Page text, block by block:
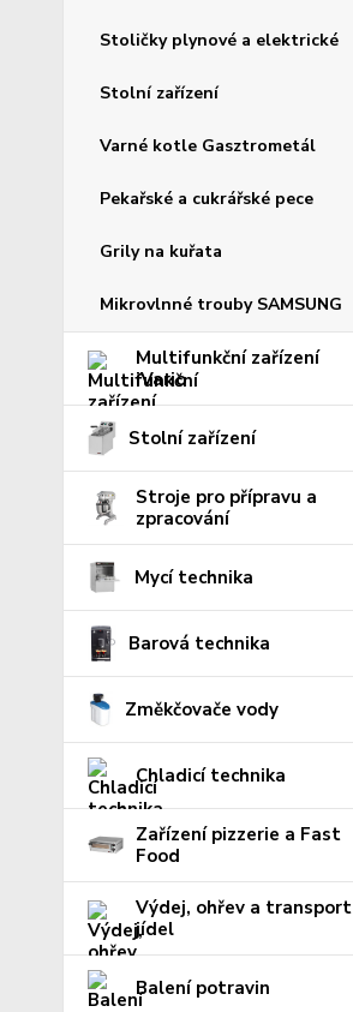
Stoličky plynové a elektrické
Stolní zařízení
Varné kotle Gasztrometál
Pekařské a cukrářské pece
Grily na kuřata
Mikrovlnné trouby SAMSUNG
Multifunkční zařízení
iVario
Stolní zařízení
Stroje pro přípravu a
zpracování
Mycí technika
Barová technika
Změkčovače vody
Chladicí technika
Zařízení pizzerie a Fast
Food
Výdej, ohřev a transport
jídel
Balení potravin